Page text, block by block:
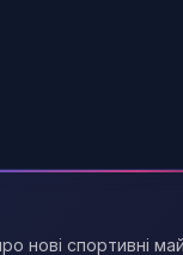
нові спортивні